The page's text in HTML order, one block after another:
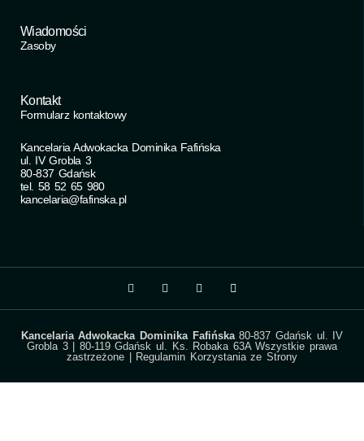
Wiadomości
Zasoby
Kontakt
Formularz kontaktowy
Kancelaria Adwokacka Dominika Fafińska
ul. IV Grobla 3
80-837 Gdańsk
tel. 58 52 65 980
kancelaria@fafinska.pl
Kancelaria Adwokacka Dominika Fafińska80-837 Gdańsk ul. IV
Grobla 3 | 80-119 Gdańsk ul. Ks. Robaka 63A Wszystkie prawa
zastrzeżone |
Regulamin Korzystania ze Strony